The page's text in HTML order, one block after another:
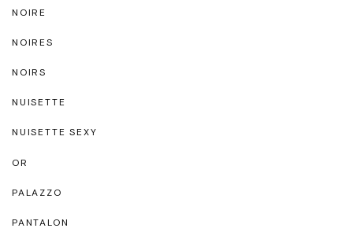
NOIRE
NOIRES
NOIRS
NUISETTE
NUISETTE SEXY
OR
PALAZZO
PANTALON